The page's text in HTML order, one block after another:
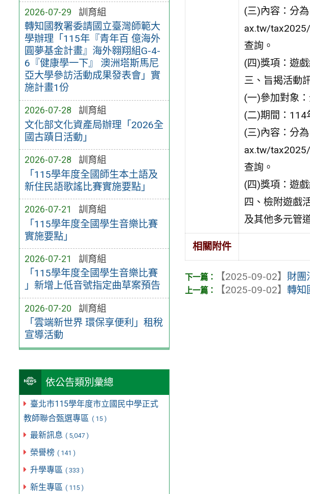
2026-07-29 訓育組
轉知國教署委請國立臺灣師範大
學辦理「115年『青年百 億海外
圓夢基金計畫』海外翱翔組G-4-
6『健康學一下』 澳洲塔斯馬尼
亞大學參訪活動成果發表會」實
施計畫1份
2026-07-28 訓育組
文化部文化資產局辦理「2026全
國古蹟日活動」
2026-07-28 訓育組
「115學年度全國師生本土語及
新住民語歌謠比賽實施要點」
2026-07-21 訓育組
「115學年度全國學生音樂比賽
實施要點」
2026-07-21 訓育組
「115學年度全國學生音樂比賽
」新增上低音號指定曲草案預告
2026-07-20 訓育組
「雲端新世界 環保享便利」租稅
宣導活動
依公告類別彙總
臺北市115學年度市立國民中學正式
教師聯合甄選專區 ( 15 )
最新訊息 ( 5,047 )
榮譽榜 ( 141 )
升學專區 ( 333 )
新生專區 ( 115 )
(三)內容：分
ax.tw/
查詢。
(四)獎項：遊
三、旨揭活動
(一)參加對象
(二)期間：114
(三)內容：分
ax.tw/
查詢。
(四)獎項：遊
四、檢附遊戲
及其他多元管
相關附件
【2025-09-02】 財團
【2025-09-02】轉知